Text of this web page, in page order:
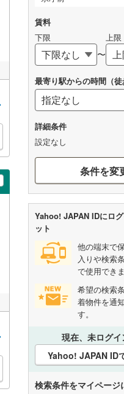
賃料
下限
〜
上限
最寄り駅からの時間（徒
詳細条件
設定なし
条件を変
Yahoo! JAPAN IDにロ
ット
他の端末で
入りや検索
で使用できま
希望の検索
着物件を通
す。
現在、未ログ
Yahoo! JAPAN ID
検索条件をマイページ